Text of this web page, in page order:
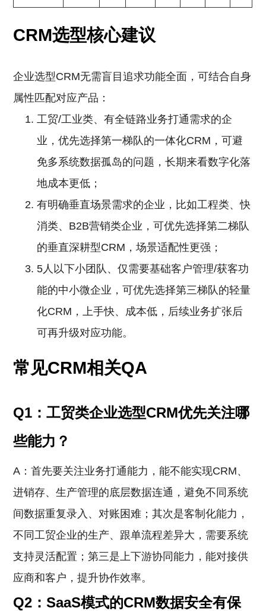
CRM选型核心建议
企业选型CRM无需盲目追求功能全面，可结合自身
属性匹配对应产品：
工贸/工业类、有全链路业务打通需求的企
业，优先选择第一梯队的一体化CRM，可避
免多系统数据孤岛的问题，长期来看数字化落
地成本更低；
有明确垂直场景需求的企业，比如工程类、快
消类、B2B营销类企业，可优先选择第二梯队
的垂直深耕型CRM，场景适配性更强；
5人以下小团队、仅需要基础客户管理/获客功
能的中小微企业，可优先选择第三梯队的轻量
化CRM，上手快、成本低，后续业务扩张后
可再升级对应功能。
常见CRM相关QA
Q1：工贸类企业选型CRM优先关注哪
些能力？
A：首先要关注业务打通能力，能不能实现CRM、
进销存、生产管理的底层数据连通，避免不同系统
间数据重复录入、对账困难；其次是客制化能力，
不同工贸企业的生产、跟单流程差异大，需要系统
支持灵活配置；第三是上下游协同能力，能对接供
应商和客户，提升协作效率。
Q2：SaaS模式的CRM数据安全有保